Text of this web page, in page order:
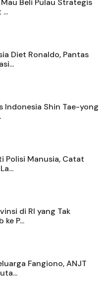
Beli Pulau Strategis
Diet Ronaldo, Pantas
Indonesia Shin Tae-yong
Polisi Manusia, Catat
di RI yang Tak
P...
Fangiono, ANJT